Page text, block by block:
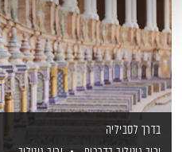
בדרך לסביליה